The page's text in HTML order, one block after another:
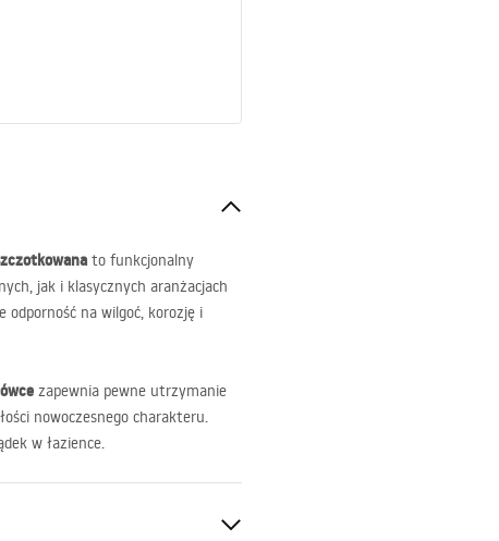
to funkcjonalny
jak i klasycznych aranżacjach
odporność na wilgoć, korozję i
zapewnia pewne utrzymanie
nowoczesnego charakteru.
w łazience.